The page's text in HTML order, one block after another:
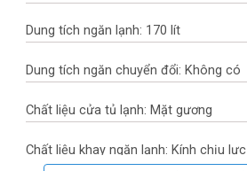
Dung tích ngăn lạnh: 170 lít
Dung tích ngăn chuyển đổi: Không có
Chất liệu cửa tủ lạnh: Mặt gương
Chất liệu khay ngăn lạnh: Kính chịu lực